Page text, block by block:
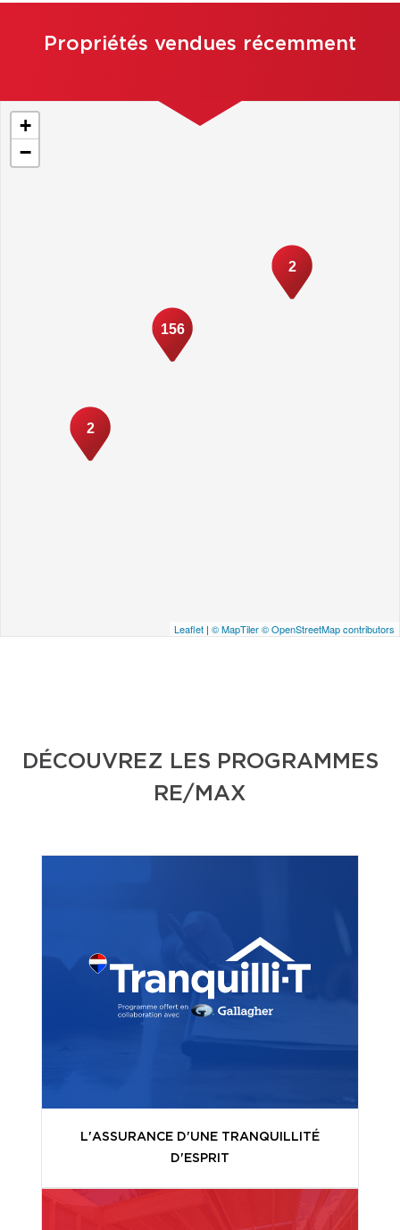
Propriétés vendues récemment
2
2
156
+
−
Leaflet | © MapTiler© OpenStreetMap contributors
DÉCOUVREZ LES PROGRAMMES
RE/MAX
L'ASSURANCE D'UNE TRANQUILLITÉ
D'ESPRIT